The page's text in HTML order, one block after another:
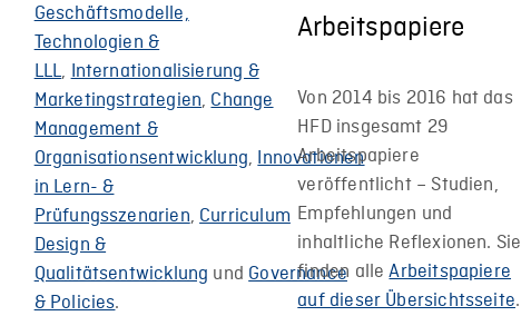
Geschäftsmodelle,
Technologien &
LLL, Internationalisierung &
Marketingstrategien, Change
Management &
Organisationsentwicklung, Innovationen
in Lern- &
Prüfungsszenarien, Curriculum
Design &
Qualitätsentwicklung und Governance
& Policies.
Arbeitspapiere
Von 2014 bis 2016 hat das
HFD insgesamt 29
Arbeitspapiere
veröffentlicht – Studien,
Empfehlungen und
inhaltliche Reflexionen. Sie
finden alleArbeitspapiere
auf dieser Übersichtsseite.